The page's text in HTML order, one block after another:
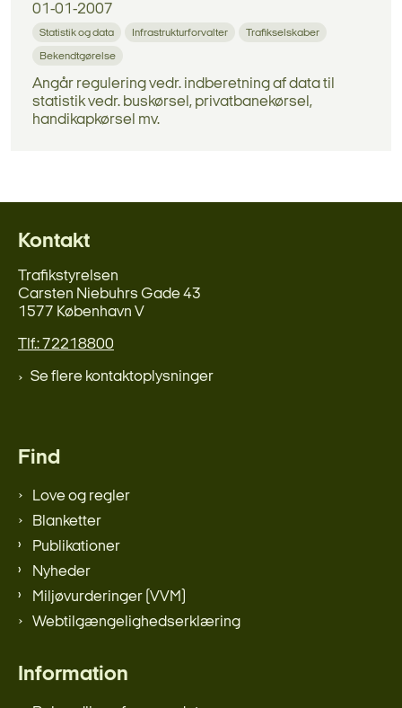
01-01-2007
Statistik og data Infrastrukturforvalter Trafikselskaber
Bekendtgørelse
Angår regulering vedr. indberetning af data til
statistik vedr. buskørsel, privatbanekørsel,
handikapkørsel mv.
Kontakt
Trafikstyrelsen
Carsten Niebuhrs Gade 43
1577 København V
Tlf.: 72218800
Se flere kontaktoplysninger
Find
Love og regler
Blanketter
Publikationer
Nyheder
Miljøvurderinger (VVM)
Webtilgængelighedserklæring
Information